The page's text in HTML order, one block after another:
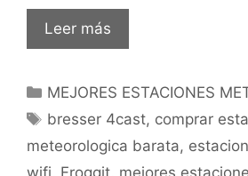
Leer más
estaciones
del
2022
Categorías
MEJORES ESTACIONES
Etiquetas
bresser 4cast, comprar
meteorologica barata,
wifi, Froggit, mejores